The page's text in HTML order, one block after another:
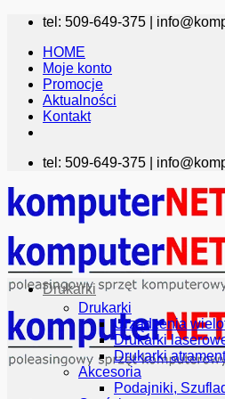
Przewiń
zawartości
tel: 509-649-375 |
HOME
Moje konto
Promocje
Aktualności
Kontakt
tel: 509-649-375 |
Drukarki
Drukarki
Urządzenia
Drukarki
Drukarki
Akcesoria
Podajniki,